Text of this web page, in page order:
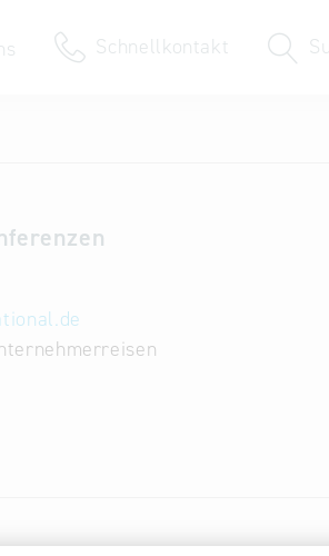
Schnellkontakt